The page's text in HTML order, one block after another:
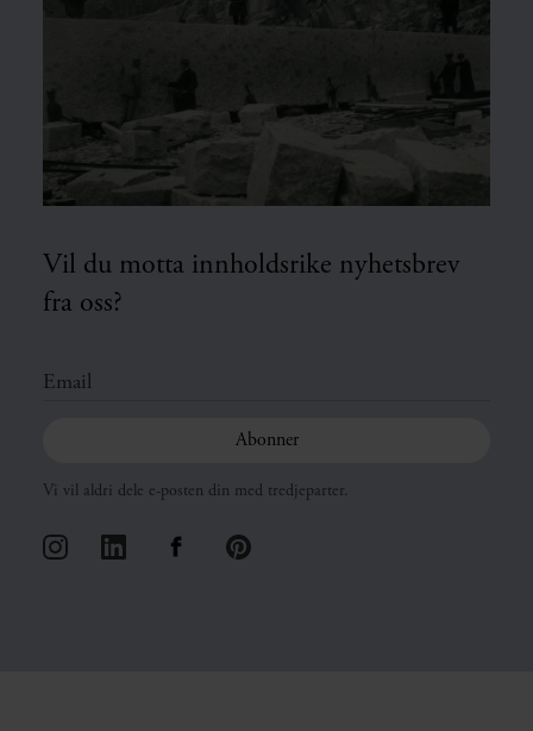
Vil du motta innholdsrike nyhetsbrev
fra oss?
Vi vil aldri dele e-posten din med tredjeparter.